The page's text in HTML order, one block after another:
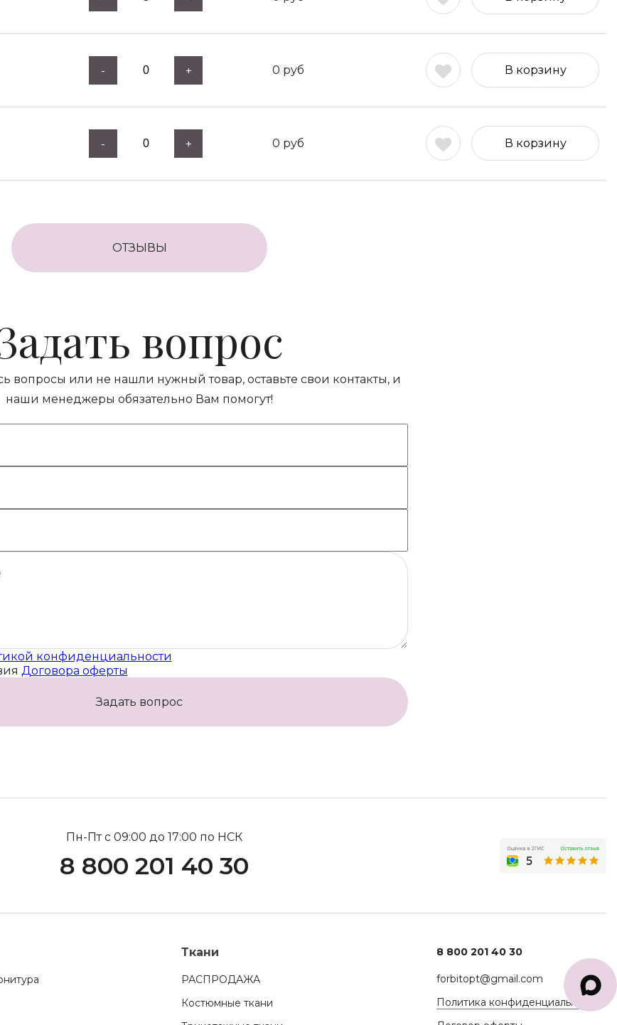
- + 0 руб В корзину
- + 0 руб В корзину
ОТЗЫВЫ
вопрос
вопросы или не нашли нужный товар, оставьте свои контакты, и
наши менеджеры обязательно Вам помогут!
конфиденциальности
Договора оферты
Задать вопрос
Пн-Пт с 09:00 до 17:00 по НСК
8 800 201 40 30
Ткани
РАСПРОДАЖА
Костюмные ткани
8 800 201 40 30
forbitopt@gmail.com
Политика конфиденциальности